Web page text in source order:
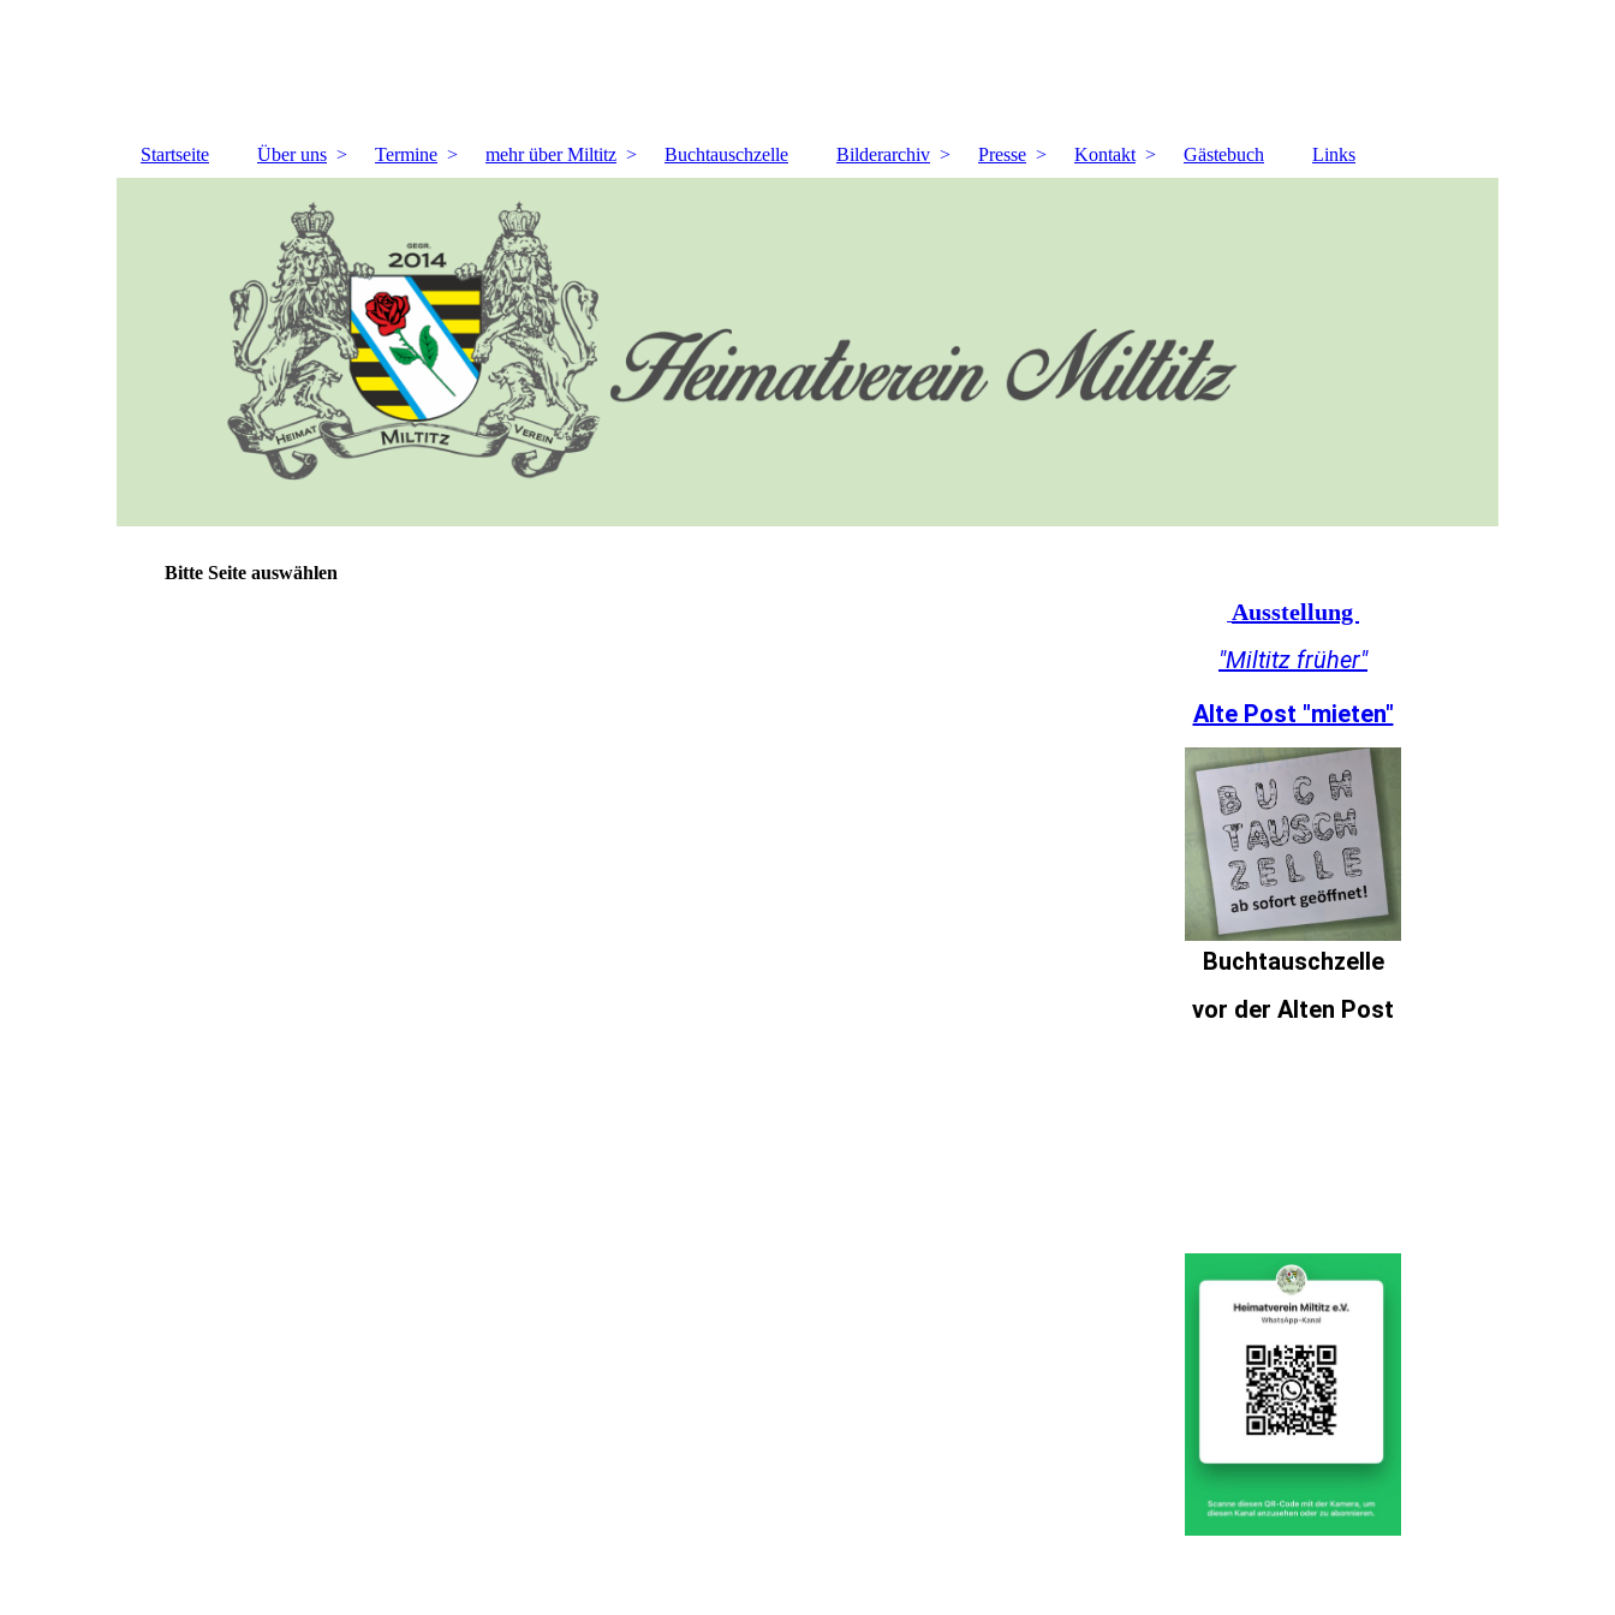
Startseite Über uns Termine mehr über Miltitz Buchtauschzelle Bilderarchiv Presse Kontakt Gästebuch Links
Bitte Seite auswählen
Ausstellung
"Miltitz früher"
Alte Post "mieten"
Buchtauschzelle
vor der Alten Post